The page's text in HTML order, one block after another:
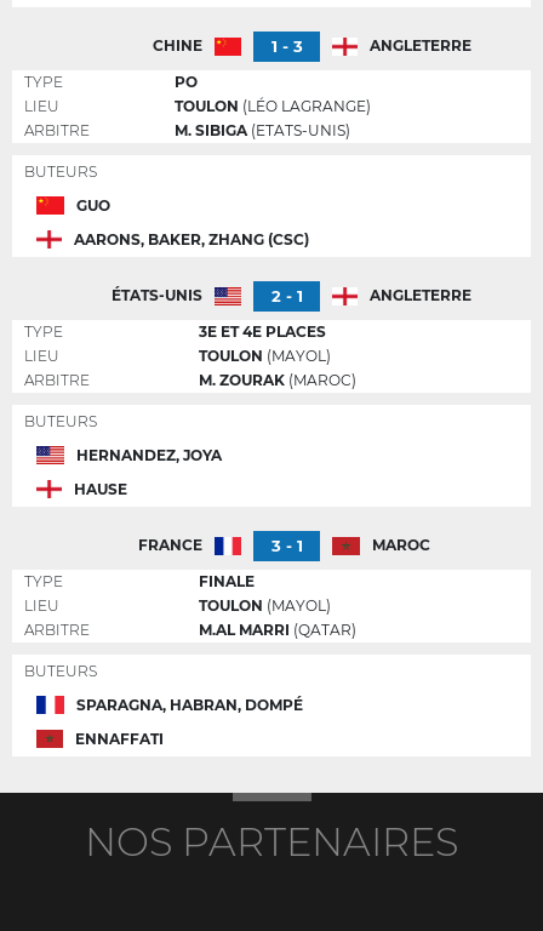
CHINE 1 - 3
ANGLETERRE
TYPE
PO
LIEU
TOULON (LÉO LAGRANGE)
ARBITRE
M. SIBIGA (ETATS-UNIS)
BUTEURS
GUO
AARONS, BAKER, ZHANG (CSC)
ÉTATS-UNIS 2 - 1
ANGLETERRE
TYPE
3E ET 4E PLACES
LIEU
TOULON (MAYOL)
ARBITRE
M. ZOURAK (MAROC)
BUTEURS
HERNANDEZ, JOYA
HAUSE
FRANCE 3 - 1
MAROC
TYPE
FINALE
LIEU
TOULON (MAYOL)
ARBITRE
M.AL MARRI (QATAR)
BUTEURS
SPARAGNA, HABRAN, DOMPÉ
ENNAFFATI
NOS PARTENAIRES